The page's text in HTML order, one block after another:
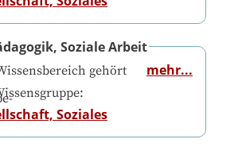
Soziale Arbeit
gehört
Soziales
mehr...